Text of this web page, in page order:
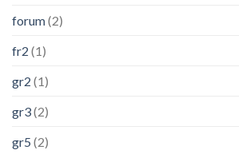
forum(2)
fr2 (1)
gr2 (1)
gr3(2)
gr5 (2)